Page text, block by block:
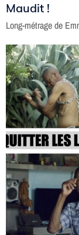
Maudit !
Long-métrage de